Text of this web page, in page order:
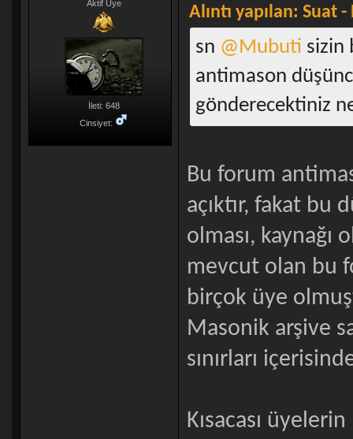
Aktif Uye
İleti: 648
Cinsiyet:
Alıntı yapılan: Suat
sn @Mubuti sizin
antimason
gönderecektiniz
Bu forum
açıktır, fakat bu
olması, kaynağı
mevcut olan bu
birçok üye
Masonik arşive
sınırları
Kısacası